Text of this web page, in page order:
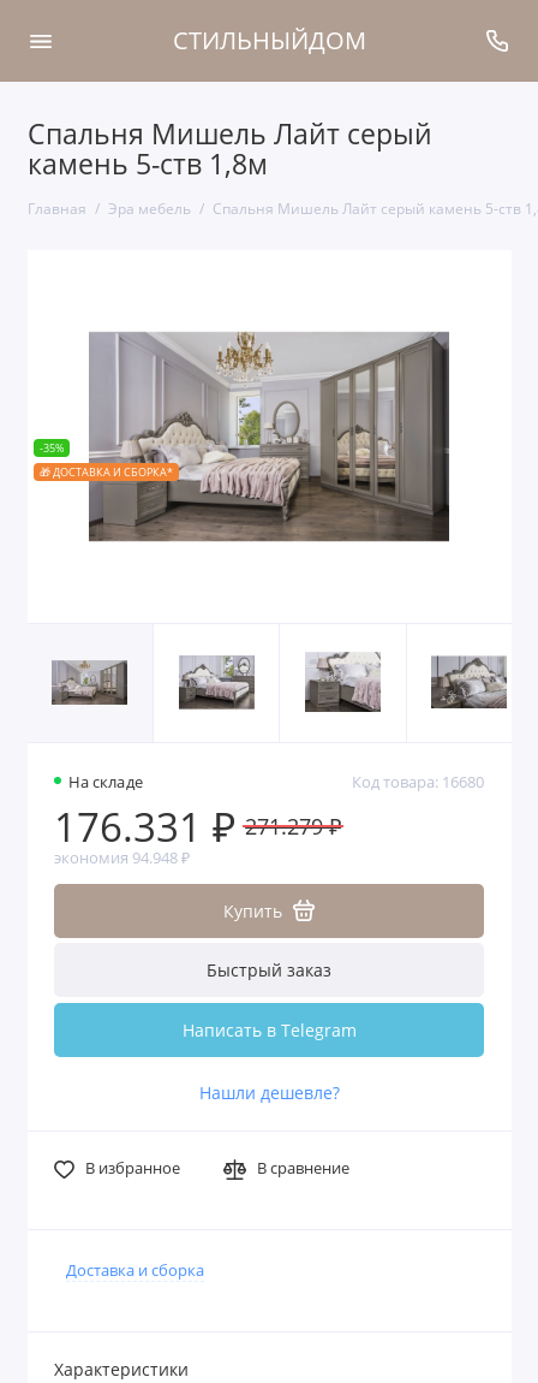
СТИЛЬНЫЙДОМ
Спальня Мишель Лайт серый
камень 5-ств 1,8м
Главная Эра мебель Спальня Мишель Лайт серый камень 5-ств
-35%
🎁 ДОСТАВКА И СБОРКА*
На складе Код товара: 16680
176.331 ₽ 271.279 ₽
экономия 94.948 ₽
Купить
Быстрый заказ
Написать в Telegram
Нашли дешевле?
В избранное В сравнение
Доставка и сборка
Характеристики